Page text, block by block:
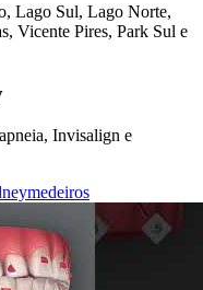
Lago Sul, Lago Norte,
Vicente Pires, Park Sul e
Invisalign e